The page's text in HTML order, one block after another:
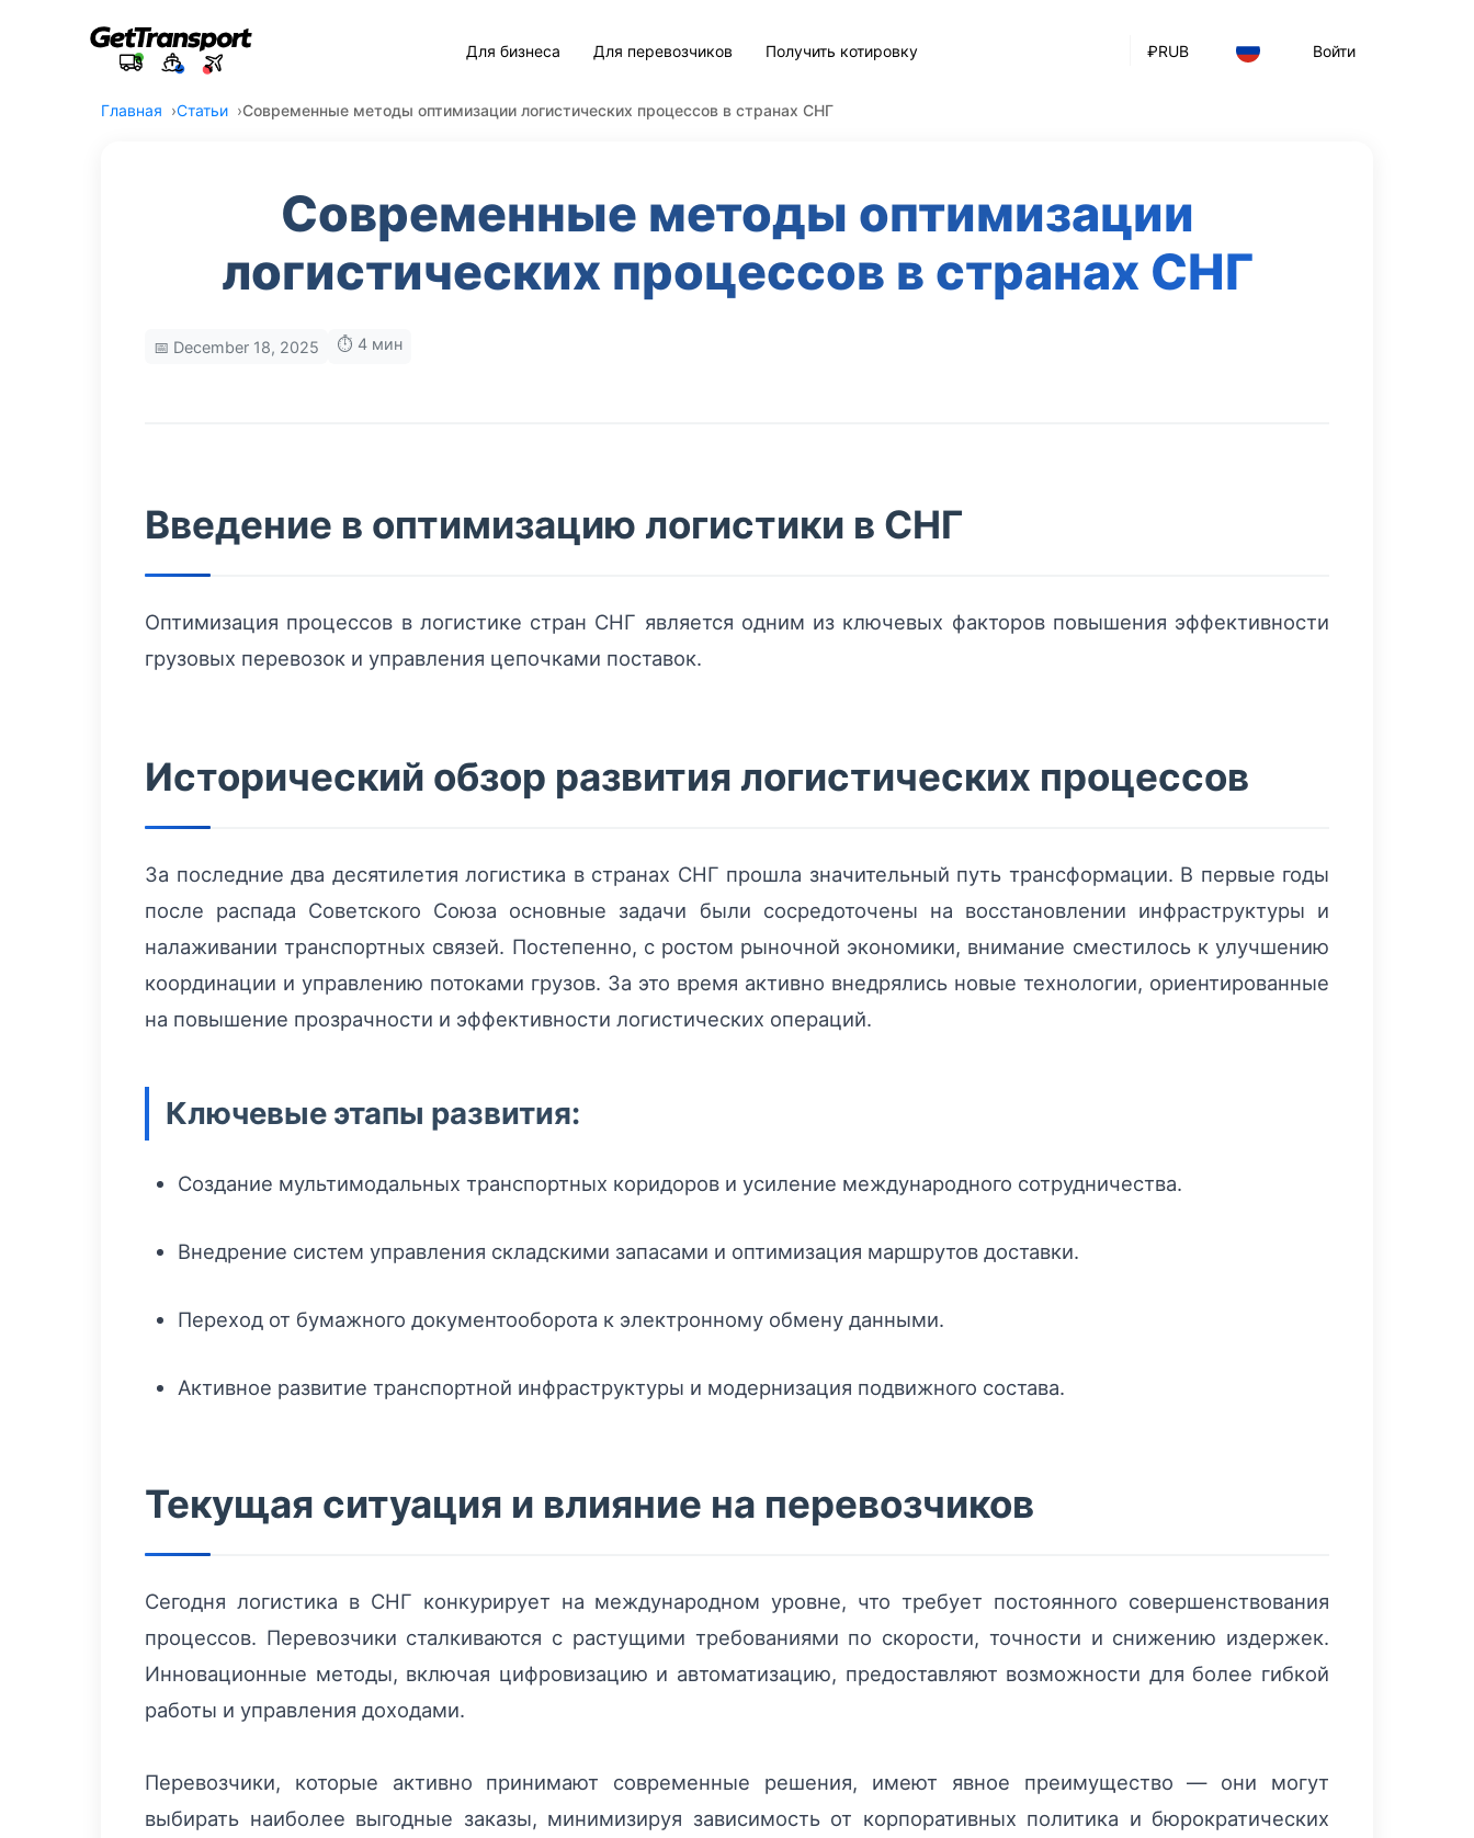
₽RUB Войти
Для бизнеса Для перевозчиков Получить котировку
Главная Статьи Современные методы оптимизации логистических процессов в странах СНГ
Современные методы оптимизации
логистических процессов в странах СНГ
📅 December 18, 2025 ⏱️ 4 мин
Введение в оптимизацию логистики в СНГ
Оптимизация процессов в логистике стран СНГ является одним из ключевых факторов повышения эффективности
грузовых перевозок и управления цепочками поставок.
Исторический обзор развития логистических процессов
За последние два десятилетия логистика в странах СНГ прошла значительный путь трансформации. В первые годы
после распада Советского Союза основные задачи были сосредоточены на восстановлении инфраструктуры и
налаживании транспортных связей. Постепенно, с ростом рыночной экономики, внимание сместилось к улучшению
координации и управлению потоками грузов. За это время активно внедрялись новые технологии, ориентированные
на повышение прозрачности и эффективности логистических операций.
Ключевые этапы развития:
Создание мультимодальных транспортных коридоров и усиление международного сотрудничества.
Внедрение систем управления складскими запасами и оптимизация маршрутов доставки.
Переход от бумажного документооборота к электронному обмену данными.
Активное развитие транспортной инфраструктуры и модернизация подвижного состава.
Текущая ситуация и влияние на перевозчиков
Сегодня логистика в СНГ конкурирует на международном уровне, что требует постоянного совершенствования
процессов. Перевозчики сталкиваются с растущими требованиями по скорости, точности и снижению издержек.
Инновационные методы, включая цифровизацию и автоматизацию, предоставляют возможности для более гибкой
работы и управления доходами.
Перевозчики, которые активно принимают современные решения, имеют явное преимущество — они могут
выбирать наиболее выгодные заказы, минимизируя зависимость от корпоративных политика и бюрократических